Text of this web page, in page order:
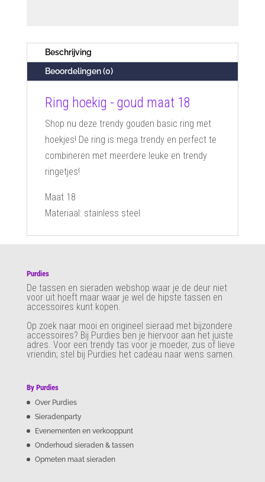
Beschrijving
Beoordelingen (0)
Ring hoekig - goud maat 18
Shop nu deze trendy gouden basic ring met
hoekjes! De ring is mega trendy en perfect te
combineren met meerdere leuke en trendy
ringetjes!
Maat 18
Materiaal: stainless steel
Purdies
De tassen en sieraden webshop waar je de deur niet
voor uit hoeft maar waar je wel de hipste tassen en
accessoires kunt kopen.
Op zoek naar mooi en origineel sieraad met bijzondere
accessoires? Bij Purdies ben je hiervoor aan het juiste
adres. Voor een trendy tas voor je moeder, zus of lieve
vriendin; stel bij Purdies het cadeau naar wens samen.
By Purdies
Over Purdies
Sieradenparty
Evenementen en verkooppunt
Onderhoud sieraden & tassen
Opmeten maat sieraden